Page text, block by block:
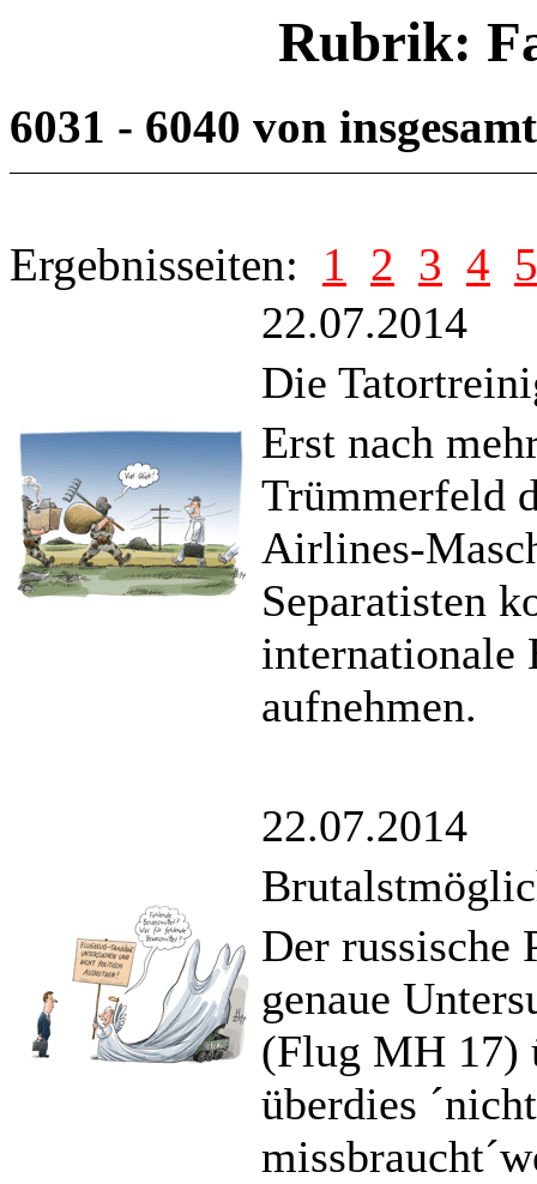
Rubrik:
6031 - 6040 von
Ergebnisseiten: 1 2 3 4 5
22.07.2014
Die
Erst nach
Trümmerfeld
Airlines-
Separatisten
internationale
aufnehmen.
22.07.2014
Der russische
genaue
(Flug MH 17)
überdies